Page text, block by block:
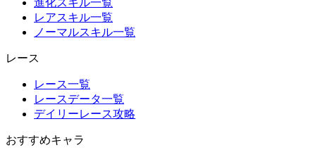
進化スキル一覧
レアスキル一覧
ノーマルスキル一覧
レース
レース一覧
レースデータ一覧
デイリーレース攻略
おすすめキャラ